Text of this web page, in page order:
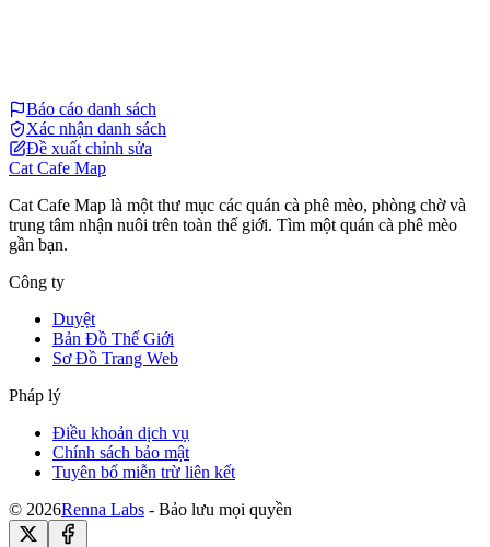
Báo cáo danh sách
Xác nhận danh sách
Đề xuất chỉnh sửa
Cat Cafe Map
Cat Cafe Map là một thư mục các quán cà phê mèo, phòng chờ và
trung tâm nhận nuôi trên toàn thế giới. Tìm một quán cà phê mèo
gần bạn.
Công ty
Duyệt
Bản Đồ Thế Giới
Sơ Đồ Trang Web
Pháp lý
Điều khoản dịch vụ
Chính sách bảo mật
Tuyên bố miễn trừ liên kết
© 2026Renna Labs - Bảo lưu mọi quyền